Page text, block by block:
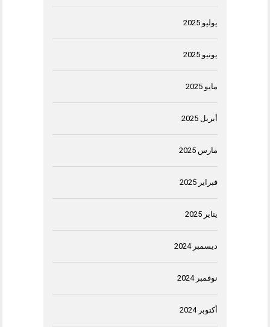
يوليو 2025
يونيو 2025
مايو 2025
أبريل 2025
مارس 2025
فبراير 2025
يناير 2025
ديسمبر 2024
نوفمبر 2024
أكتوبر 2024